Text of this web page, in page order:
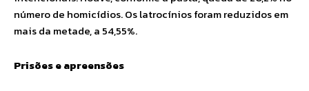
número de homicídios. Os latrocínios foram reduzidos em
mais da metade, a 54,55%.
Prisões e apreensões